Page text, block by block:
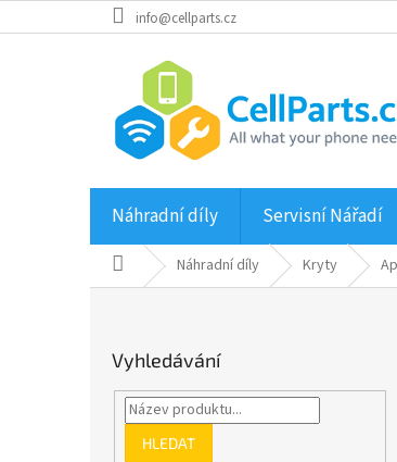
na
info@cellparts.cz
Náhradní díly Servisní Nářadí
Domů Náhradní díly Kryty
Vyhledávání
HLEDAT